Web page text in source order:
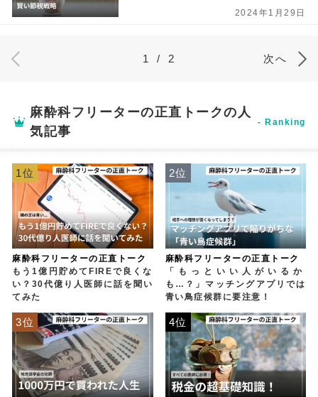
2024年1月29日
1 / 2 次へ
麻酔科フリーターの正直トークの人
気記事
麻酔科フリーターの正直トーク
もう1億円貯めてFIREで良くな
い？30代億り人医師に話を聞い
てみた
1位
麻酔科フリーターの正直トーク
「もっといい人がいるか
も…？」マッチングアプリでは
青い鳥症候群に要注意！
2位
3位 4位